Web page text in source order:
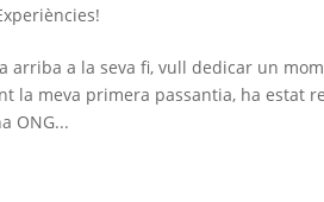
arriba a la seva fi, vull dedicar un
la meva primera passantia, ha estat
ONG...